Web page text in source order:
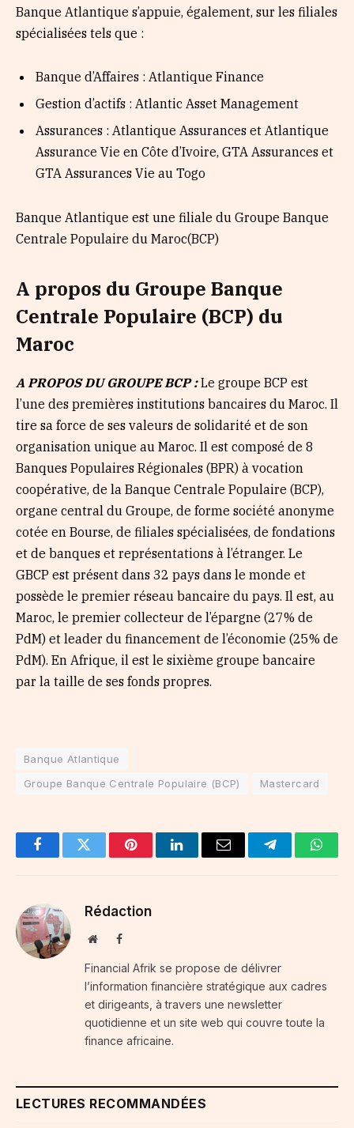
Banque Atlantique s’appuie, également, sur les filiales
spécialisées tels que :
Banque d’Affaires : Atlantique Finance
Gestion d’actifs : Atlantic Asset Management
Assurances : Atlantique Assurances et Atlantique
Assurance Vie en Côte d’Ivoire, GTA Assurances et
GTA Assurances Vie au Togo
Banque Atlantique est une filiale du Groupe Banque
Centrale Populaire du Maroc(BCP)
A propos du Groupe Banque
Centrale Populaire (BCP) du
Maroc
A PROPOS DU GROUPE BCP : Le groupe BCP est
l’une des premières institutions bancaires du Maroc. Il
tire sa force de ses valeurs de solidarité et de son
organisation unique au Maroc. Il est composé de 8
Banques Populaires Régionales (BPR) à vocation
coopérative, de la Banque Centrale Populaire (BCP),
organe central du Groupe, de forme société anonyme
cotée en Bourse, de filiales spécialisées, de fondations
et de banques et représentations à l’étranger. Le
GBCP est présent dans 32 pays dans le monde et
possède le premier réseau bancaire du pays. Il est, au
Maroc, le premier collecteur de l’épargne (27% de
PdM) et leader du financement de l’économie (25% de
PdM). En Afrique, il est le sixième groupe bancaire
par la taille de ses fonds propres.
Banque Atlantique
Groupe Banque Centrale Populaire (BCP)
Mastercard
FacebookTwitter PinterestLinkedInEmail Telegram
Rédaction
WebsiteFacebook
Financial Afrik se propose de délivrer
l’information financière stratégique aux cadres
et dirigeants, à travers une newsletter
quotidienne et un site web qui couvre toute la
finance africaine.
LECTURES RECOMMANDÉES